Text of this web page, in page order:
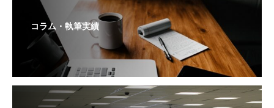
コラム・執筆実績